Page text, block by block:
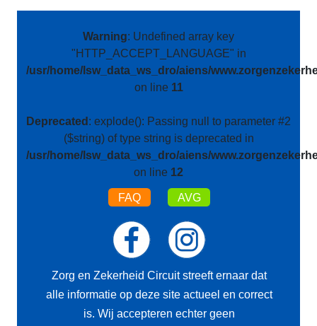
Warning: Undefined array key
"HTTP_ACCEPT_LANGUAGE" in
/usr/home/lsw_data_ws_dro/aiens/
on line 11
Deprecated : explode(): Passing null to parameter #2
($string) of type string is deprecated in
/usr/home/lsw_data_ws_dro/aiens/
on line 12
FAQ AVG
Zorg en Zekerheid Circuit streeft ernaar dat
alle informatie op deze site actueel en correct
is. Wij accepteren echter geen